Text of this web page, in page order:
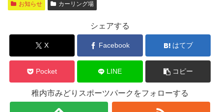
お知らせ カーリング場
シェアする
X Facebook はてブ
Pocket LINE コピー
稚内市みどりスポーツパークをフォローする